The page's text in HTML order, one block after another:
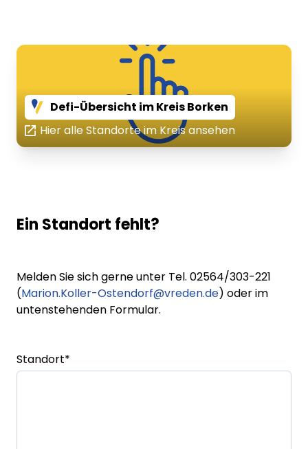
Defi-Übersicht im Kreis Borken
Hier alle Standorte im Kreis ansehen
Ein Standort fehlt?
Melden Sie sich gerne unter Tel. 02564/303-221
(Marion.Koller-Ostendorf@vreden.de) oder im
untenstehenden Formular.
Standort*